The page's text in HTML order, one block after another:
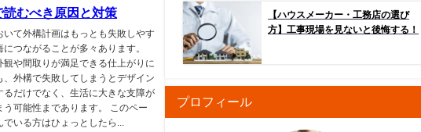
読むべき原因と対策
いて外構計画はもっとも失敗しやす
につながることが多々あります。
観や間取りが満足できる仕上がりに
、外構で失敗してしまうとデザイン
るだけでなく、生活に大きな支障が
う可能性まであります。 このペー
でいる方はひょっとしたら...
【ハウスメーカー・工務店の選び
方】工事現場を見ないと後悔する！
プロフィール